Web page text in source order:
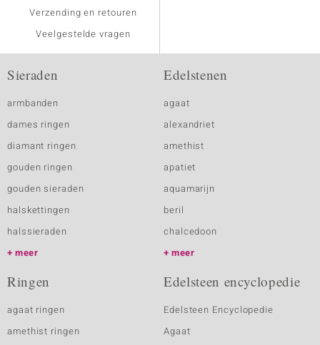
Verzending en retouren
Veelgestelde vragen
Sieraden
armbanden
dames ringen
diamant ringen
gouden ringen
gouden sieraden
halskettingen
halssieraden
meer
Edelstenen
agaat
alexandriet
amethist
apatiet
aquamarijn
beril
chalcedoon
meer
Ringen
agaat ringen
amethist ringen
Edelsteen encyclopedie
Edelsteen Encyclopedie
Agaat